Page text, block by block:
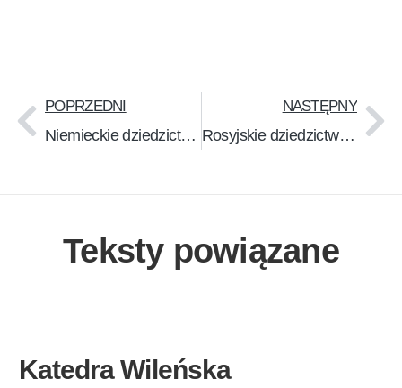
POPRZEDNI
Niemieckie dziedzictwo w Wilnie (PDF)
NASTĘPNY
Rosyjskie dziedzictwo w Wilnie (PDF)
Teksty powiązane
Katedra Wileńska